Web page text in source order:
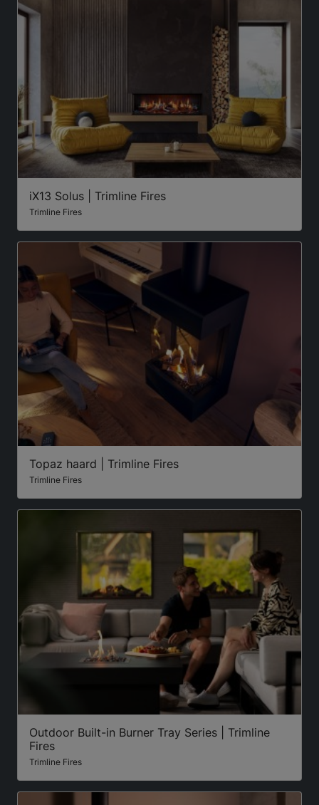
iX13 Solus | Trimline Fires
Trimline Fires
Topaz haard | Trimline Fires
Trimline Fires
Outdoor Built-in Burner Tray Series | Trimline
Fires
Trimline Fires